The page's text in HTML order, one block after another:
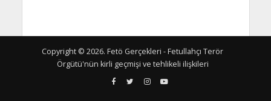
Copyright © 2026. Fetö Gerçekleri - Fetullahçı Terör
Örgütü'nün kirli geçmişi ve tehlikeli ilişkileri